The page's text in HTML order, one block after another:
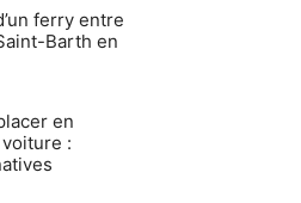
ferry entre
Barth en
en
: